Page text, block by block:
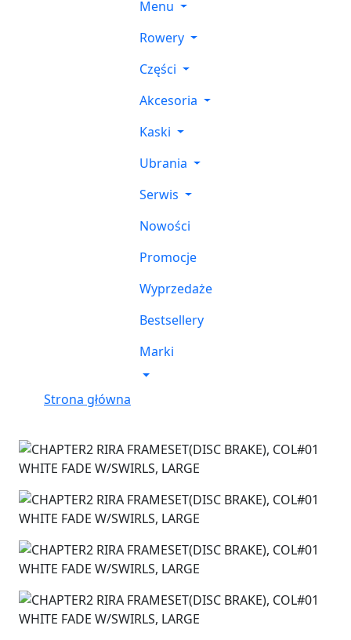
Menu
Rowery
Części
Akcesoria
Kaski
Ubrania
Serwis
Nowości
Promocje
Wyprzedaże
Bestsellery
Marki
Strona główna